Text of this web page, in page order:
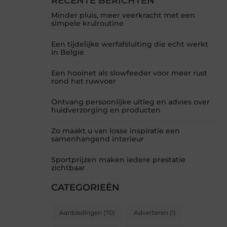
Minder pluis, meer veerkracht met een
simpele krulroutine
Een tijdelijke werfafsluiting die echt werkt
in België
Een hooinet als slowfeeder voor meer rust
rond het ruwvoer
Ontvang persoonlijke uitleg en advies over
huidverzorging en producten
Zo maakt u van losse inspiratie een
samenhangend interieur
Sportprijzen maken iedere prestatie
zichtbaar
CATEGORIEËN
Aanbiedingen (70) Adverteren (1)